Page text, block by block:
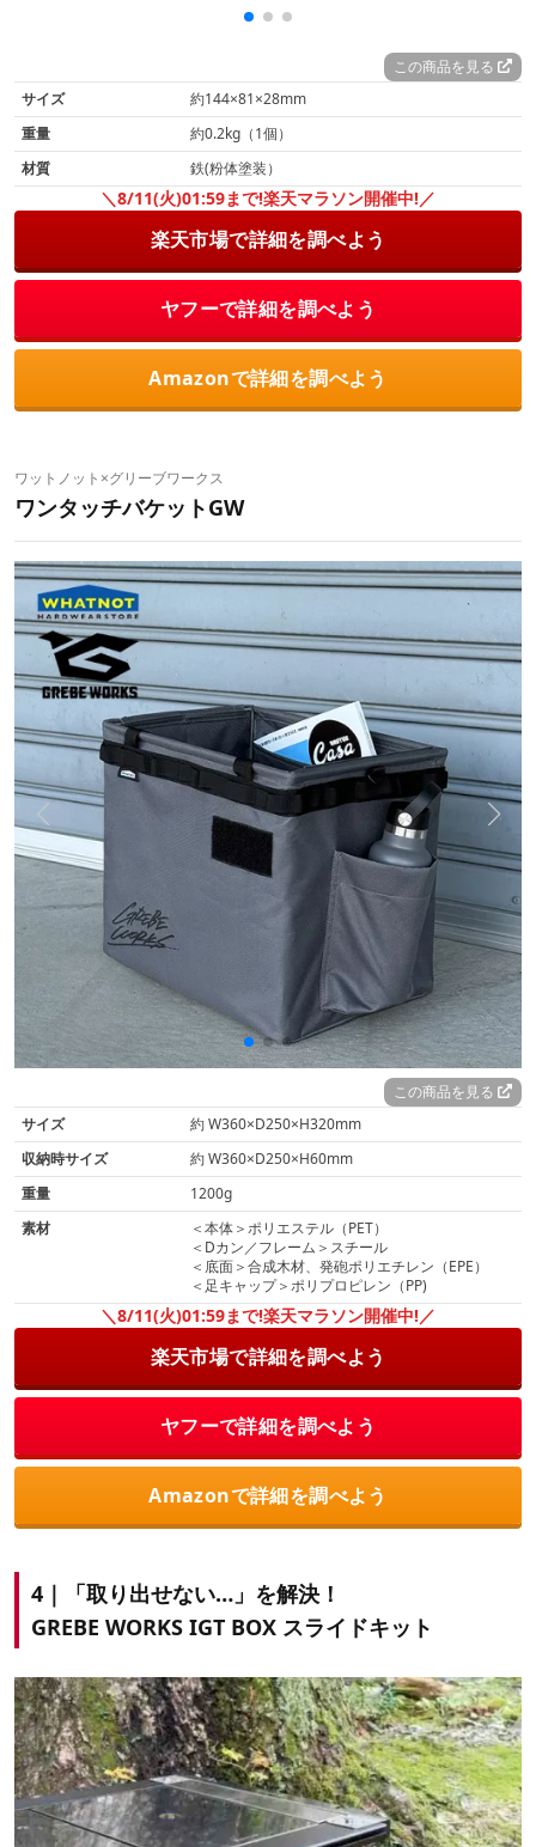
この商品を見る
サイズ
約144×81×28mm
重量
約0.2kg（1個）
材質
鉄(粉体塗装）
＼8/11(火)01:59まで!楽天マラソン開催中!／
楽天市場で詳細を調べよう
ヤフーで詳細を調べよう
Amazonで詳細を調べよう
ワットノット×グリーブワークス
ワンタッチバケットGW
この商品を見る
サイズ
約 W360×D250×H320mm
収納時サイズ
約 W360×D250×H60mm
重量
1200g
素材
＜本体＞ポリエステル（PET）
＜Dカン／フレーム＞スチール
＜底面＞合成木材、発砲ポリエチレン（EPE）
＜足キャップ＞ポリプロピレン（PP)
＼8/11(火)01:59まで!楽天マラソン開催中!／
楽天市場で詳細を調べよう
ヤフーで詳細を調べよう
Amazonで詳細を調べよう
4｜「取り出せない…」を解決！
GREBE WORKS IGT BOX スライドキット